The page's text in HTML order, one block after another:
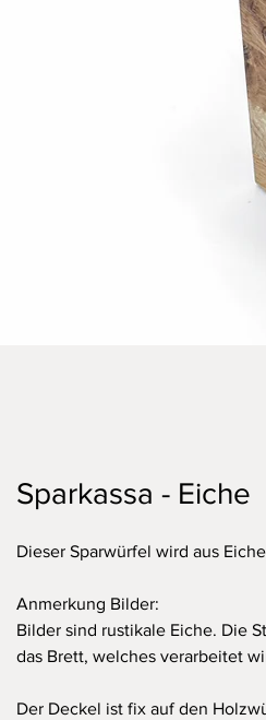
Sparkassa - Eiche
Dieser Sparwürfel wird aus
Anmerkung Bilder:
Bilder sind rustikale Eiche. Die
das Brett, welches verarbeitet
Der Deckel ist fix auf den